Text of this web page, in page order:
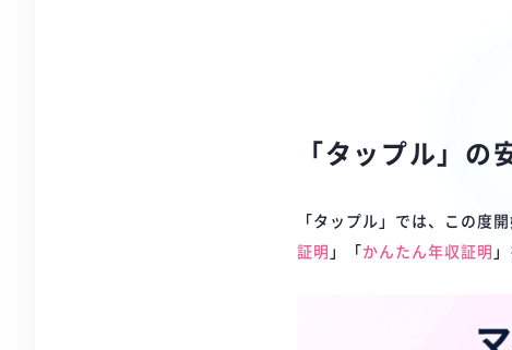
「タップル」の
「タップル」では、この度
証明 」「 かんたん年収証明